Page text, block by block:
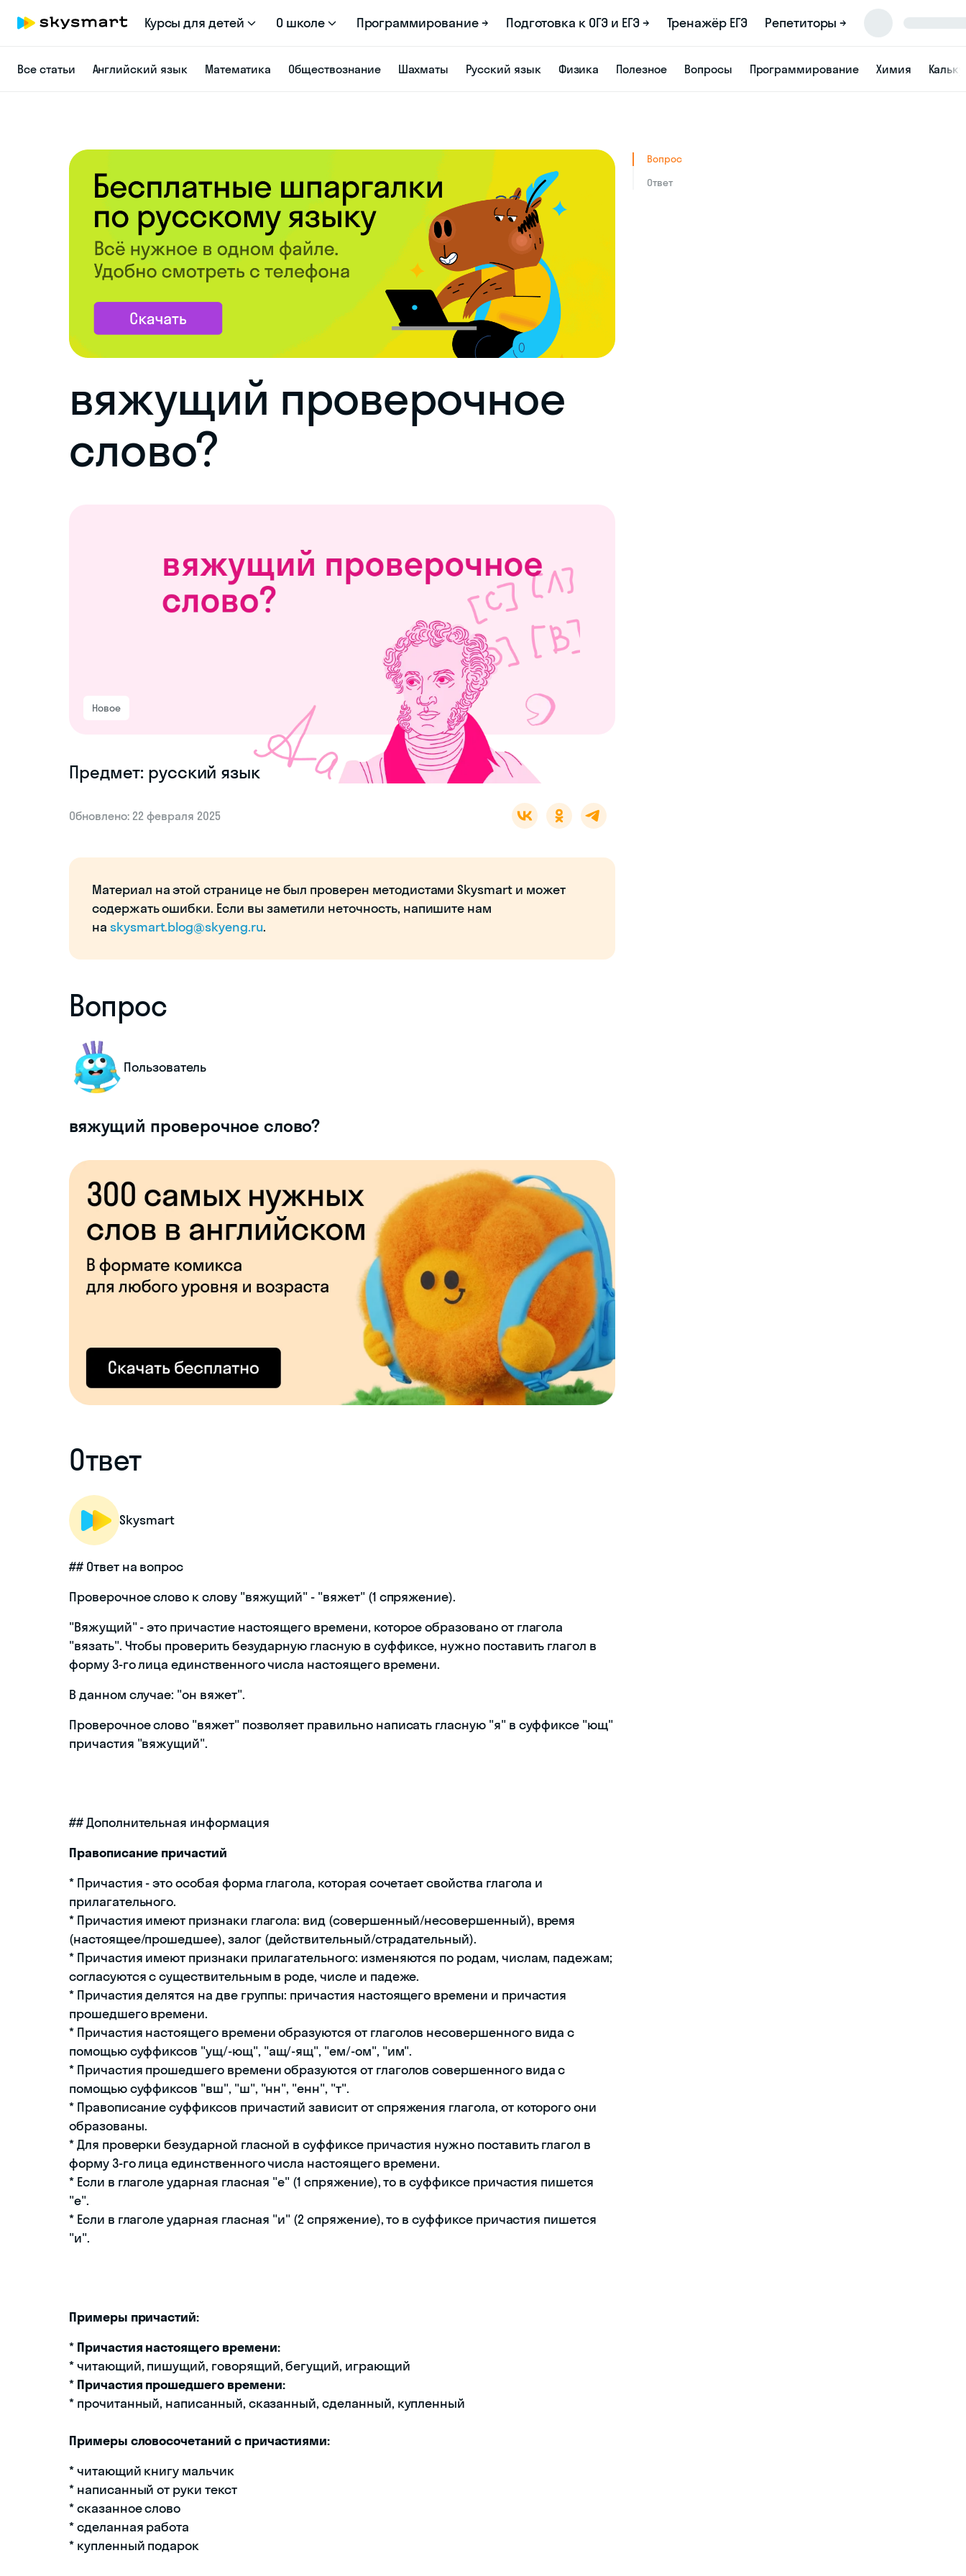
Курсы для детей О школе Программирование → Подготовка к ОГЭ и ЕГЭ → Тренажёр ЕГЭ Репетиторы →
Все статьи Английский язык Математика Обществознание Шахматы Русский язык Физика Полезное Вопросы Программирование Химия
вяжущий проверочное
слово?
Новое
Предмет: русский язык
Обновлено: 22 февраля 2025
Материал на этой странице не был проверен методистами Skysmart и может
содержать ошибки. Если вы заметили неточность, напишите нам
на skysmart.blog@skyeng.ru.
Вопрос
Пользователь
вяжущий проверочное слово?
Ответ
Skysmart
## Ответ на вопрос
Проверочное слово к слову "вяжущий" - "вяжет" (1 спряжение).
"Вяжущий" - это причастие настоящего времени, которое образовано от глагола
"вязать". Чтобы проверить безударную гласную в суффиксе, нужно поставить глагол в
форму 3-го лица единственного числа настоящего времени.
В данном случае: "он вяжет".
Проверочное слово "вяжет" позволяет правильно написать гласную "я" в суффиксе "ющ"
причастия "вяжущий".
## Дополнительная информация
Правописание причастий
* Причастия - это особая форма глагола, которая сочетает свойства глагола и
прилагательного.
* Причастия имеют признаки глагола: вид (совершенный/несовершенный), время
(настоящее/прошедшее), залог (действительный/страдательный).
* Причастия имеют признаки прилагательного: изменяются по родам, числам, падежам;
согласуются с существительным в роде, числе и падеже.
* Причастия делятся на две группы: причастия настоящего времени и причастия
прошедшего времени.
* Причастия настоящего времени образуются от глаголов несовершенного вида с
помощью суффиксов "ущ/-ющ", "ащ/-ящ", "ем/-ом", "им".
* Причастия прошедшего времени образуются от глаголов совершенного вида с
помощью суффиксов "вш", "ш", "нн", "енн", "т".
* Правописание суффиксов причастий зависит от спряжения глагола, от которого они
образованы.
* Для проверки безударной гласной в суффиксе причастия нужно поставить глагол в
форму 3-го лица единственного числа настоящего времени.
* Если в глаголе ударная гласная "е" (1 спряжение), то в суффиксе причастия пишется
"е".
* Если в глаголе ударная гласная "и" (2 спряжение), то в суффиксе причастия пишется
"и".
Примеры причастий:
* Причастия настоящего времени:
* читающий, пишущий, говорящий, бегущий, играющий
* Причастия прошедшего времени:
* прочитанный, написанный, сказанный, сделанный, купленный
Примеры словосочетаний с причастиями:
* читающий книгу мальчик
* написанный от руки текст
* сказанное слово
* сделанная работа
* купленный подарок
Вопрос
Ответ